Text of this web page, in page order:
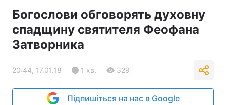
Богослови обговорять духовну
спадщину святителя Феофана
Затворника
20:44, 17.01.18 1 хв. 329
Підпишіться на нас в Google